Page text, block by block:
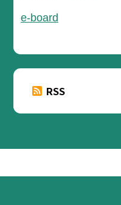
e-board
RSS